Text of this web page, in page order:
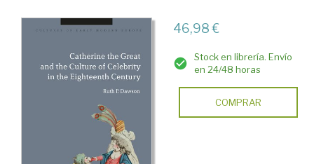
46,98 €
Stock en librería. Envío
en 24/48 horas
COMPRAR